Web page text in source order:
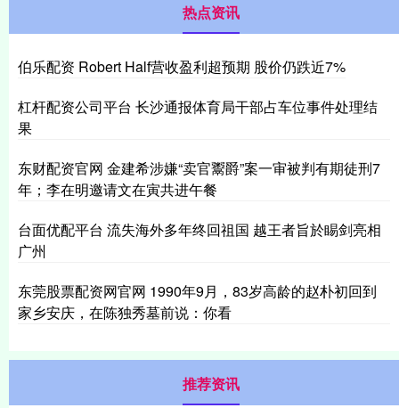
热点资讯
伯乐配资 Robert Half营收盈利超预期 股价仍跌近7%
杠杆配资公司平台 长沙通报体育局干部占车位事件处理结
果
东财配资官网 金建希涉嫌“卖官鬻爵”案一审被判有期徒刑7
年；李在明邀请文在寅共进午餐
台面优配平台 流失海外多年终回祖国 越王者旨於睗剑亮相
广州
东莞股票配资网官网 1990年9月，83岁高龄的赵朴初回到
家乡安庆，在陈独秀墓前说：你看
推荐资讯